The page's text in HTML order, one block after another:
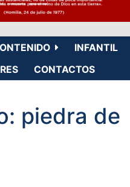
INFANTIL
CONTACTOS
piedra de